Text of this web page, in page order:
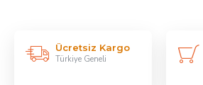
Ücretsiz Kargo
Türkiye Geneli